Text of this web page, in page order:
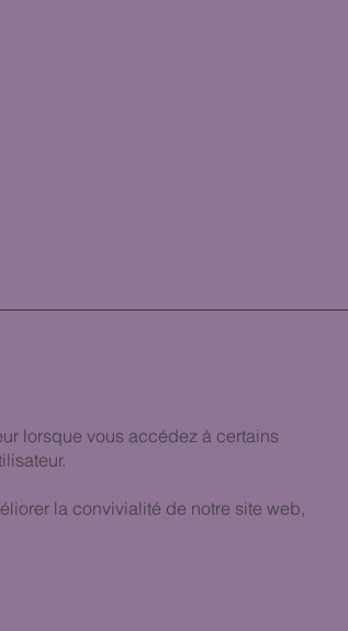
lorsque vous accédez à certains
la convivialité de notre site web,